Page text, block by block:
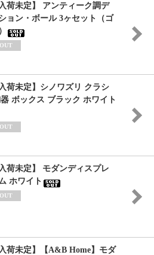
荷未定】 アンティーク調デ
ョン・ボール 3ヶセット（ゴ
荷未定】シノワズリ クラシ
ボックス ブラック ホワイト
荷未定】 モダンディスプレ
ホワイト
荷未定】【A&B Home】モダ